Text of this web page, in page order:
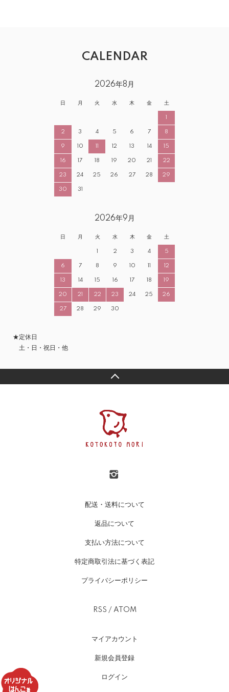
CALENDAR
2026年8月
日 月 火 水 木 金 土
2 3 4 5 6 7 8
9 10 12 13 14 15
16 17 18 19 20 21 22
23 24 25 26 27 28 29
30 31
2026年9月
日 月 火 水 木 金 土
2 3 4 5
6 7 8 9 10 12
13 14 15 16 17 18 19
20 21 22 23 24 25 26
27 28 29 30
★定休日
土・日・祝日・他
配送・送料について
返品について
支払い方法について
特定商取引法に基づく表記
プライバシーポリシー
RSS / ATOM
マイアカウント
新規会員登録
ログイン